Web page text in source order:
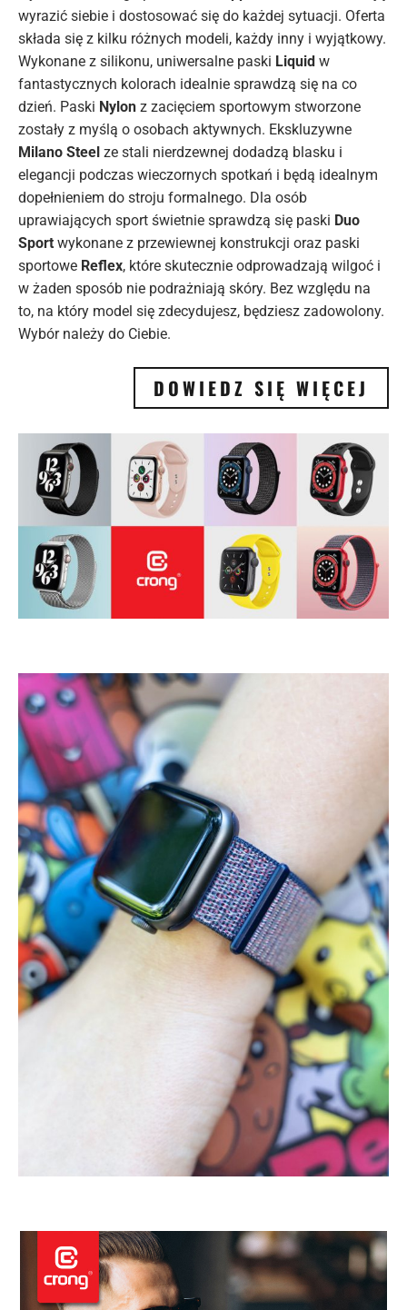
wyrazić siebie i dostosować się do każdej sytuacji. Oferta
składa się z kilku różnych modeli, każdy inny i wyjątkowy.
Wykonane z silikonu, uniwersalne paski Liquid w
fantastycznych kolorach idealnie sprawdzą się na co
dzień. Paski Nylon z zacięciem sportowym stworzone
zostały z myślą o osobach aktywnych. Ekskluzywne
Milano Steel ze stali nierdzewnej dodadzą blasku i
elegancji podczas wieczornych spotkań i będą idealnym
dopełnieniem do stroju formalnego. Dla osób
uprawiających sport świetnie sprawdzą się paski Duo
Sport wykonane z przewiewnej konstrukcji oraz paski
sportowe Reflex, które skutecznie odprowadzają wilgoć i
w żaden sposób nie podrażniają skóry. Bez względu na
to, na który model się zdecydujesz, będziesz zadowolony.
Wybór należy do Ciebie.
DOWIEDZ SIĘ WIĘCEJ
.